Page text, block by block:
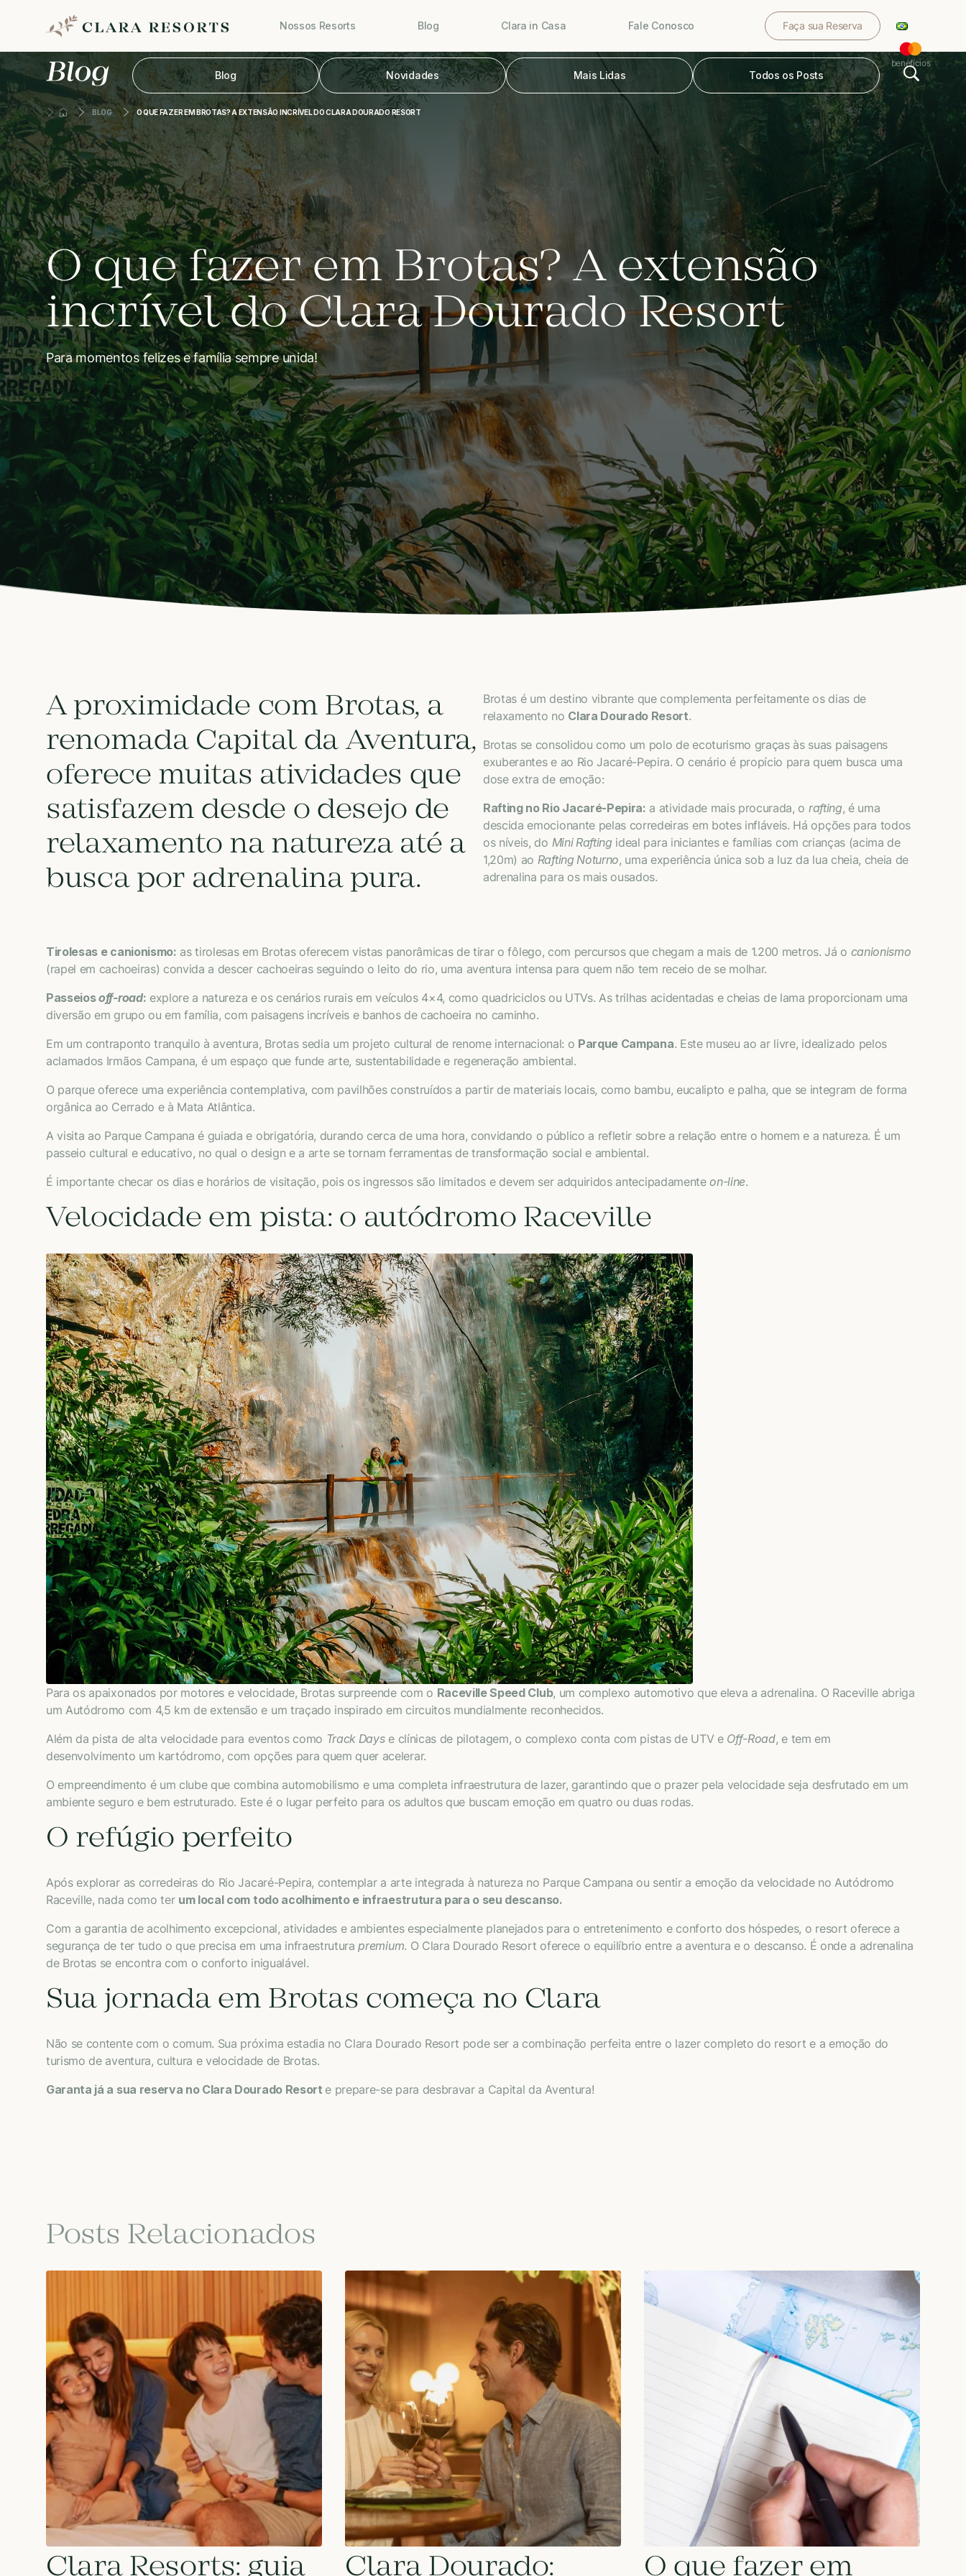
Nossos Resorts Blog Clara in Casa Fale Conosco Faça sua Reserva
benefícios
Blog Novidades Mais Lidas Todos os Posts
BLOG O QUE FAZER EM BROTAS? A EXTENSÃO INCRÍVEL DO CLARA DOURADO RESORT
O que fazer em Brotas? A extensão
incrível do Clara Dourado Resort
Para momentos felizes e família sempre unida!
A proximidade com Brotas, a
renomada Capital da Aventura,
oferece muitas atividades que
satisfazem desde o desejo de
relaxamento na natureza até a
busca por adrenalina pura.
Brotas é um destino vibrante que complementa perfeitamente os dias de
relaxamento no Clara Dourado Resort.
Brotas se consolidou como um polo de ecoturismo graças às suas paisagens
exuberantes e ao Rio Jacaré-Pepira. O cenário é propício para quem busca uma
dose extra de emoção:
Rafting no Rio Jacaré-Pepira: a atividade mais procurada, o rafting, é uma
descida emocionante pelas corredeiras em botes infláveis. Há opções para todos
os níveis, do Mini Rafting ideal para iniciantes e famílias com crianças (acima de
1,20m) ao Rafting Noturno, uma experiência única sob a luz da lua cheia, cheia de
adrenalina para os mais ousados.
Tirolesas e canionismo: as tirolesas em Brotas oferecem vistas panorâmicas de tirar o fôlego, com percursos que chegam a mais de 1.200 metros. Já o canionismo
(rapel em cachoeiras) convida a descer cachoeiras seguindo o leito do rio, uma aventura intensa para quem não tem receio de se molhar.
Passeiosoff-road: explore a natureza e os cenários rurais em veículos 4×4, como quadriciclos ou UTVs. As trilhas acidentadas e cheias de lama proporcionam uma
diversão em grupo ou em família, com paisagens incríveis e banhos de cachoeira no caminho.
Em um contraponto tranquilo à aventura, Brotas sedia um projeto cultural de renome internacional: o Parque Campana. Este museu ao ar livre, idealizado pelos
aclamados Irmãos Campana, é um espaço que funde arte, sustentabilidade e regeneração ambiental.
O parque oferece uma experiência contemplativa, com pavilhões construídos a partir de materiais locais, como bambu, eucalipto e palha, que se integram de forma
orgânica ao Cerrado e à Mata Atlântica.
A visita ao Parque Campana é guiada e obrigatória, durando cerca de uma hora, convidando o público a refletir sobre a relação entre o homem e a natureza. É um
passeio cultural e educativo, no qual o design e a arte se tornam ferramentas de transformação social e ambiental.
É importante checar os dias e horários de visitação, pois os ingressos são limitados e devem ser adquiridos antecipadamenteon-line.
Velocidade em pista: o autódromo Raceville
Para os apaixonados por motores e velocidade, Brotas surpreende com o Raceville Speed Club, um complexo automotivo que eleva a adrenalina. O Raceville abriga
um Autódromo com 4,5 km de extensão e um traçado inspirado em circuitos mundialmente reconhecidos.
Além da pista de alta velocidade para eventos como Track Dayse clínicas de pilotagem, o complexo conta com pistas de UTV e Off-Road, e tem em
desenvolvimento um kartódromo, com opções para quem quer acelerar.
O empreendimento é um clube que combina automobilismo e uma completa infraestrutura de lazer, garantindo que o prazer pela velocidade seja desfrutado em um
ambiente seguro e bem estruturado. Este é o lugar perfeito para os adultos que buscam emoção em quatro ou duas rodas.
O refúgio perfeito
Após explorar as corredeiras do Rio Jacaré-Pepira, contemplar a arte integrada à natureza no Parque Campana ou sentir a emoção da velocidade no Autódromo
Raceville, nada como ter um local com todo acolhimento e infraestrutura para o seu descanso.
Com a garantia de acolhimento excepcional, atividades e ambientes especialmente planejados para o entretenimento e conforto dos hóspedes, o resort oferece a
segurança de ter tudo o que precisa em uma infraestruturapremium. O Clara Dourado Resort oferece o equilíbrio entre a aventura e o descanso. É onde a adrenalina
de Brotas se encontra com o conforto inigualável.
Sua jornada em Brotas começa no Clara
Não se contente com o comum. Sua próxima estadia no Clara Dourado Resort pode ser a combinação perfeita entre o lazer completo do resort e a emoção do
turismo de aventura, cultura e velocidade de Brotas.
Garanta já a sua reserva no Clara Dourado Resort e prepare-se para desbravar a Capital da Aventura!
Posts Relacionados
Clara Resorts: guia Clara Dourado: O que fazer em